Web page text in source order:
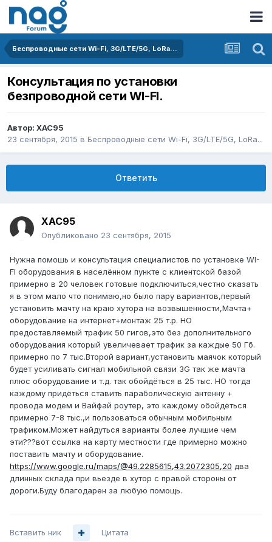
Беспроводные сети Wi-Fi, 3G/LTE/5G, LoRa...
Консультация по установки
безпроводной сети WI-FI.
Автор: XAC95
23 сентября, 2015 в Беспроводные сети Wi-Fi, 3G/LTE/5G, LoRa...
Ответить
XAC95
Опубликовано 23 сентября, 2015
Нужна помошь и консультация специалистов по установке WI-
FI оборудования в населённом пункте с клиентской базой
примерно в 20 человек готовые подключиться,честно сказать
я в этом мало что понимаю,но было пару вариантов,первый
установить мачту на краю хутора на возвышенности,Мачта+
оборудование на интернет+монтаж 25 т.р. НО
предоставляемый трафик 50 гигов,это без дополнительного
оборудования который увеличевает трафик за каждые 50 Гб.
примерно по 7 тыс.Второй вариант,установить маячок который
будет усиливать сигнал мобильной связи 3G так же мачта
плюс оборудование и т.д. так обойдёться в 25 тыс. НО тогда
каждому придёться ставить параболическую антенну +
провода модем и Вайфай роутер, это каждому обойдёться
примерно 7-8 тыс.,и пользоваться обычным мобильным
трафиком.Может найдуться варианты более лучшие чем
эти???вот ссылка на карту местности где примерно можно
поставить мачту и оборудование.
https://www.google.ru/maps/@49.2285615,43.2072305,20 два
длинных склада при вьезде в хутор с правой стороны от
дороги.Буду благодарен за любую помощь.
Вставить ник Цитата